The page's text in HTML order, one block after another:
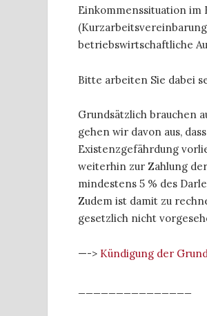
Einkommenssituation im
betriebswirtschaftliche
Bitte arbeiten Sie dabei
Grundsätzlich brauchen
gehen wir davon aus,
Existenzgefährdung
weiterhin zur Zahlung
mindestens 5 % des
Zudem ist damit zu
gesetzlich nicht
—-> Kündigung der